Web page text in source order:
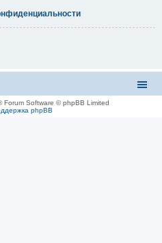
Forum Software © phpBB Limited
phpBB